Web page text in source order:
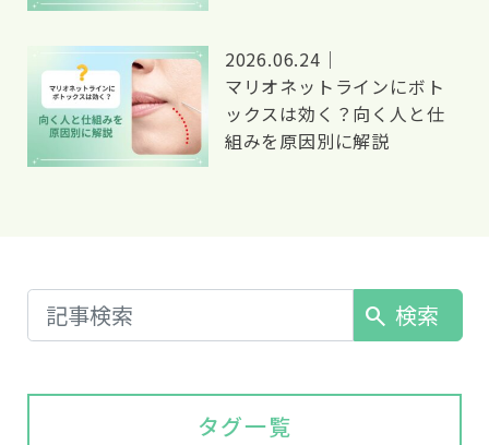
2026.06.24｜
マリオネットラインにボト
ックスは効く？向く人と仕
組みを原因別に解説
search 検索
タグ一覧